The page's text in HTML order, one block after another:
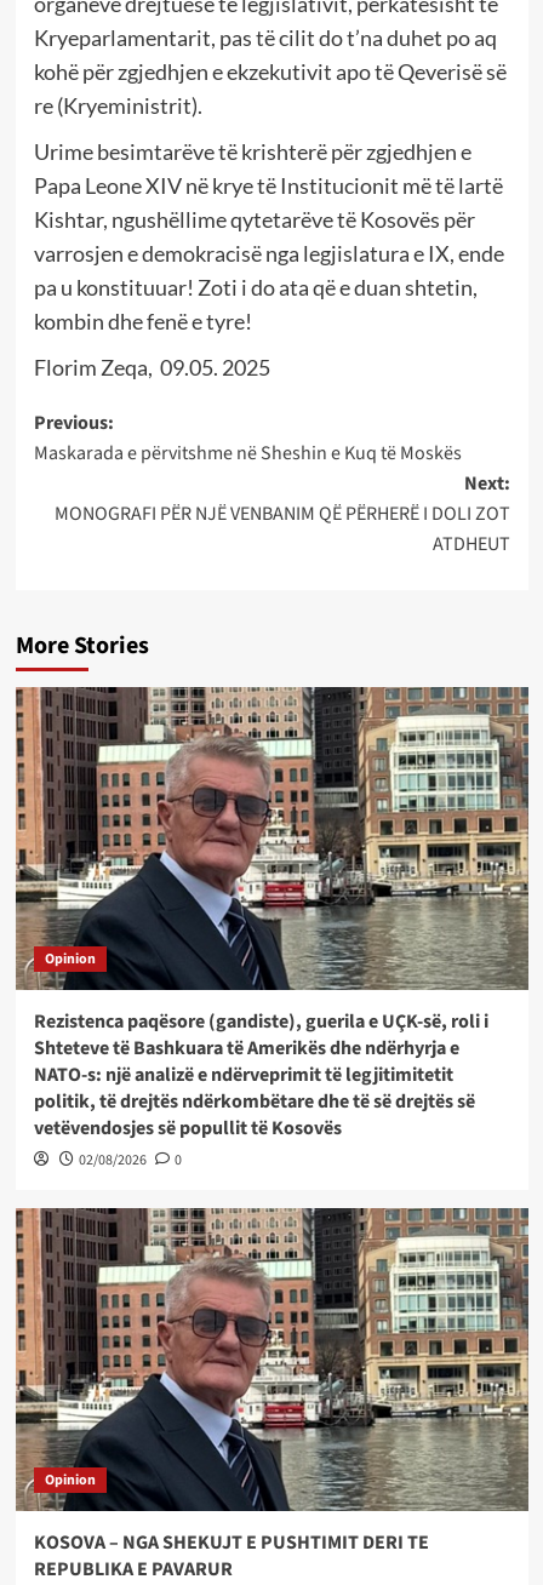
Kryeparlamentarit, pas të cilit do t’na duhet po aq
kohë për zgjedhjen e ekzekutivit apo të Qeverisë së
re (Kryeministrit).
Urime besimtarëve të krishterë për zgjedhjen e
Papa Leone XIV në krye të Institucionit më të lartë
Kishtar, ngushëllime qytetarëve të Kosovës për
varrosjen e demokracisë nga legjislatura e IX, ende
pa u konstituuar! Zoti i do ata që e duan shtetin,
kombin dhe fenë e tyre!
Florim Zeqa, 09.05. 2025
Post
navigation
Previous:
Maskarada e përvitshme në Sheshin e Kuq të Moskës
Next:
MONOGRAFI PËR NJË VENBANIM QË PËRHERË I DOLI ZOT
ATDHEUT
More Stories
Opinion
Rezistenca paqësore (gandiste), guerila e UÇK-së, roli i
Shteteve të Bashkuara të Amerikës dhe ndërhyrja e
NATO-s: një analizë e ndërveprimit të legjitimitetit
politik, të drejtës ndërkombëtare dhe të së drejtës së
vetëvendosjes së popullit të Kosovës
02/08/2026 0
Opinion
KOSOVA – NGA SHEKUJT E PUSHTIMIT DERI TE
REPUBLIKA E PAVARUR